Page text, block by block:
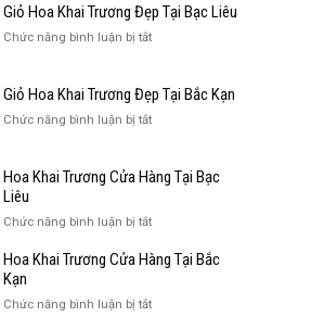
Giỏ Hoa Khai Trương Đẹp Tại Bạc Liêu
Chức năng bình luận bị tắtở
Khai
Đẹp
Liêu
Giỏ Hoa Khai Trương Đẹp Tại Bắc Kạn
Chức năng bình luận bị tắtở
Khai
Tại
Kạn
Hoa Khai Trương Cửa Hàng Tại Bạc
Liêu
Chức năng bình luận bị tắtở
Khai
Hàng
Hoa Khai Trương Cửa Hàng Tại Bắc
Kạn
Chức năng bình luận bị tắtở